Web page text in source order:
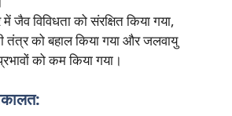
में जैव विविधता को संरक्षित किया गया,
तंत्र को बहाल किया गया और जलवायु
को कम किया गया।